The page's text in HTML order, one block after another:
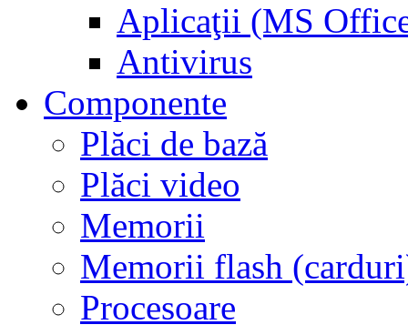
Aplicaţii (MS
Antivirus
Componente
Plăci de bază
Plăci video
Memorii
Memorii flash
Procesoare